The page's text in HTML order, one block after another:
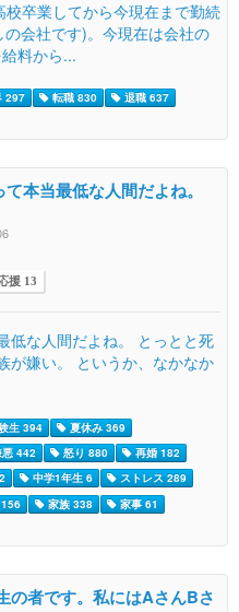
卒業してから今現在まで勤続
会社です)。今現在は会社の
料から...
297 転職 830
退職 637
本当最低な人間だよね。
援 13
低な人間だよね。 とっとと死
が嫌い。 というか、なかなか
生 394
夏休み 369
442 怒り 880
再婚 182
中学1年生 6
ストレス 289
家族 338
家事 61
の者です。私にはAさんBさ